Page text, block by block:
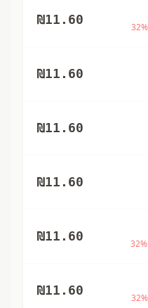
32%
₪11.60
₪11.60
₪11.60
₪11.60
32%
₪11.60
32%
₪11.60